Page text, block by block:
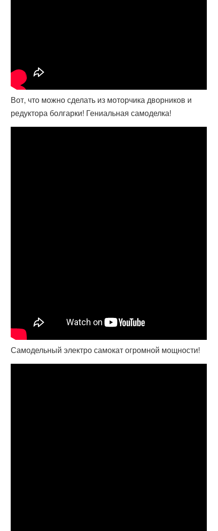
Вот, что можно сделать из моторчика дворников и
редуктора болгарки! Гениальная самоделка!
Самодельный электро самокат огромной мощности!